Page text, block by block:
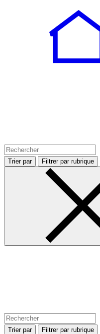
Trier par Filtrer par rubrique
Trier par Filtrer par rubrique